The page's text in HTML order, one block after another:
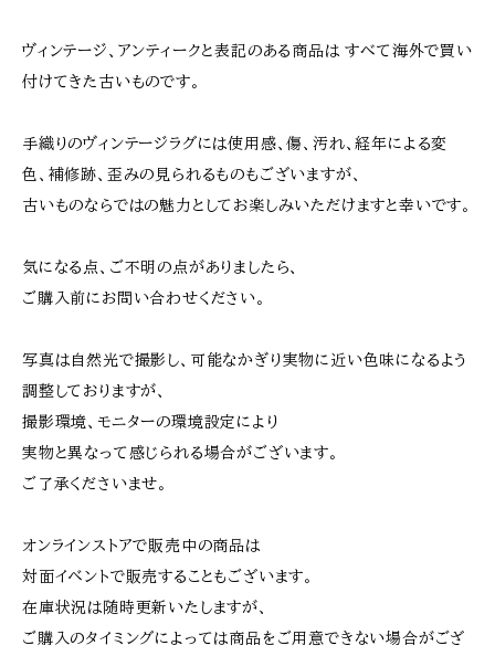
ヴィンテージ、アンティークと表記のある商品は すべて海外で買い
付けてきた古いものです。
手織りのヴィンテージラグには使用感、傷、汚れ、経年による変
色、補修跡、歪みの見られるものもございますが、
古いものならではの魅力としてお楽しみいただけますと幸いです。
気になる点、ご不明の点がありましたら、
ご購入前にお問い合わせください。
写真は自然光で撮影し、可能なかぎり実物に近い色味になるよう
調整しておりますが、
撮影環境、モニターの環境設定により
実物と異なって感じられる場合がございます。
ご了承くださいませ。
オンラインストアで販売中の商品は
対面イベントで販売することもございます。
在庫状況は随時更新いたしますが、
ご購入のタイミングによっては商品をご用意できない場合がござ